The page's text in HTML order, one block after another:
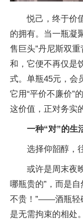
悦己，终于价
的拥有。当一瓶凝
售巨头”丹尼斯双
和，它便不再仅是
式。单瓶45元，会
它用“平价不廉价”
这价值，正对务实
一种“对”的生
选择仰韶醇，
或许是周末夜
哪瓶贵的”，而是
不贵！”——酒瓶轻
是无需拘束的相处。